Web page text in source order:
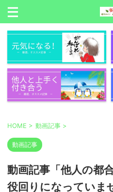
HOME > 動画記事 >
動画記事
動画記事「他人の都
役回りになっていま